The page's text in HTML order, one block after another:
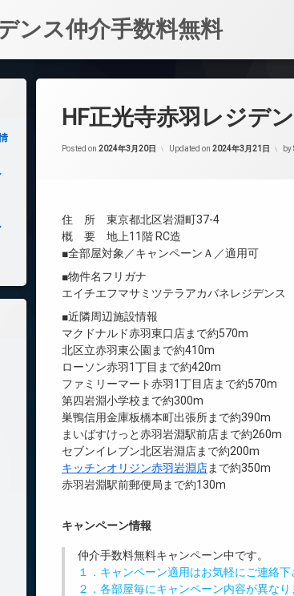
ンス仲介手数料無料
HF正光寺赤羽レジデ
Posted on 2024年3月20日 Updated on 2024年3月21日 by
住 所 東京都北区岩淵町37-4
概 要 地上11階 RC造
■全部屋対象／キャンペーンＡ／適用可
■物件名フリガナ
エイチエフマサミツテラアカバネレジデンス
■近隣周辺施設情報
マクドナルド赤羽東口店まで約570m
北区立赤羽東公園まで約410m
ローソン赤羽1丁目まで約420m
ファミリーマート赤羽1丁目店まで約570m
第四岩淵小学校まで約300m
巣鴨信用金庫板橋本町出張所まで約390m
まいばすけっと赤羽岩淵駅前店まで約260m
セブンイレブン北区岩淵店まで約200m
キッチンオリジン赤羽岩淵店まで約350m
赤羽岩淵駅前郵便局まで約130m
キャンペーン情報
仲介手数料無料キャンペーン中です。
１．キャンペーン適用はお気軽にご連絡下
２．各部屋毎にキャンペーン内容が異なり